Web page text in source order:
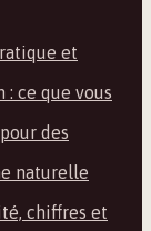
et
ce que vous
des
naturelle
chiffres et